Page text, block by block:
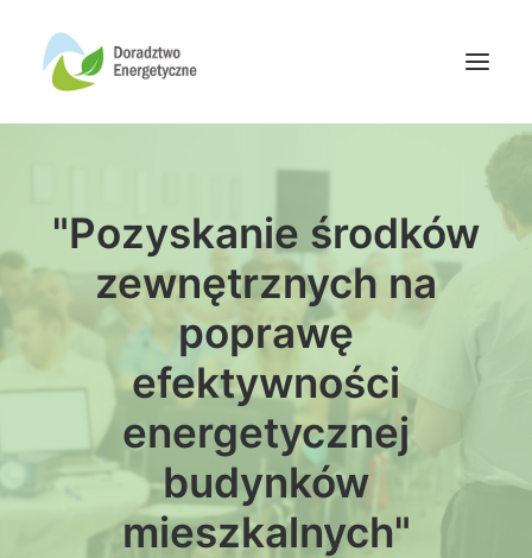
Aktualności
Oferta finansowania
Wyszukiwanie
"Pozyskanie środków
zewnętrznych na
poprawę
efektywności
energetycznej
budynków
mieszkalnych"